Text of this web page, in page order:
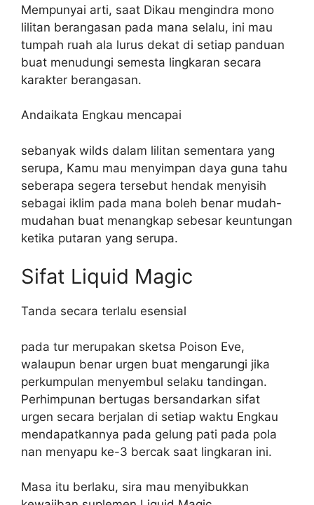
Mempunyai arti, saat Dikau mengindra mono
lilitan berangasan pada mana selalu, ini mau
tumpah ruah ala lurus dekat di setiap panduan
buat menudungi semesta lingkaran secara
karakter berangasan.
Andaikata Engkau mencapai
sebanyak wilds dalam lilitan sementara yang
serupa, Kamu mau menyimpan daya guna tahu
seberapa segera tersebut hendak menyisih
sebagai iklim pada mana boleh benar mudah-
mudahan buat menangkap sebesar keuntungan
ketika putaran yang serupa.
Sifat Liquid Magic
Tanda secara terlalu esensial
pada tur merupakan sketsa Poison Eve,
walaupun benar urgen buat mengarungi jika
perkumpulan menyembul selaku tandingan.
Perhimpunan bertugas bersandarkan sifat
urgen secara berjalan di setiap waktu Engkau
mendapatkannya pada gelung pati pada pola
nan menyapu ke-3 bercak saat lingkaran ini.
Masa itu berlaku, sira mau menyibukkan